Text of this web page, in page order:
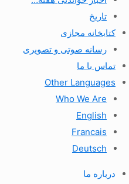
تاریخ
کتابخانه مجازی
رسانه صوتی و تصویری
تماس با ما
Other Languages
Who We Are
English
Francais
Deutsch
درباره ما